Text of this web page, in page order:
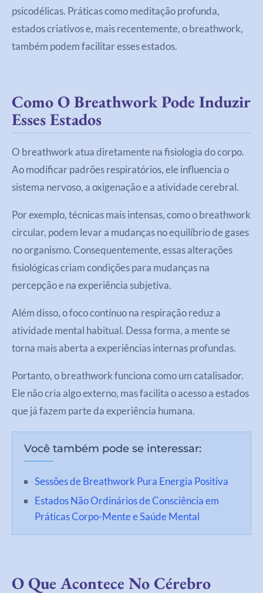
psicodélicas. Práticas como meditação profunda,
estados criativos e, mais recentemente, o breathwork,
também podem facilitar esses estados.
Como O Breathwork Pode Induzir
Esses Estados
O breathwork atua diretamente na fisiologia do corpo.
Ao modificar padrões respiratórios, ele influencia o
sistema nervoso, a oxigenação e a atividade cerebral.
Por exemplo, técnicas mais intensas, como o breathwork
circular, podem levar a mudanças no equilíbrio de gases
no organismo. Consequentemente, essas alterações
fisiológicas criam condições para mudanças na
percepção e na experiência subjetiva.
Além disso, o foco contínuo na respiração reduz a
atividade mental habitual. Dessa forma, a mente se
torna mais aberta a experiências internas profundas.
Portanto, o breathwork funciona como um catalisador.
Ele não cria algo externo, mas facilita o acesso a estados
que já fazem parte da experiência humana.
Você também pode se interessar:
Sessões de Breathwork Pura Energia Positiva
Estados Não Ordinários de Consciência em
Práticas Corpo-Mente e Saúde Mental
O Que Acontece No Cérebro